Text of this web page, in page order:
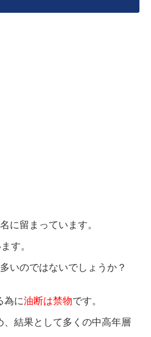
に留まっています。
す。
いのではないでしょうか？
為に油断は禁物です。
結果として多くの中高年層